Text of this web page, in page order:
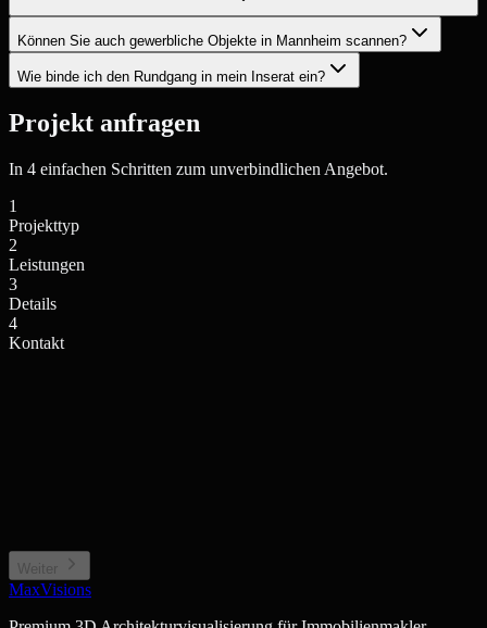
Können Sie auch gewerbliche Objekte in Mannheim scannen?
Wie binde ich den Rundgang in mein Inserat ein?
Projekt anfragen
In 4 einfachen Schritten zum unverbindlichen Angebot.
1
Projekttyp
2
Leistungen
3
Details
4
Kontakt
Weiter
MaxVisions